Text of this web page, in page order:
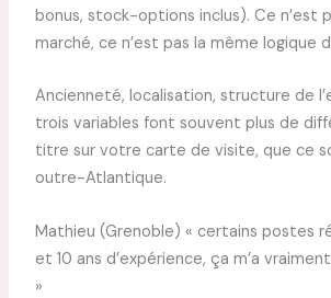
bonus, stock-options inclus). Ce n’est
marché, ce n’est pas la même logique
Ancienneté, localisation, structure de
trois variables font souvent plus de
titre sur votre carte de visite, que ce
outre-Atlantique.
Mathieu (Grenoble) « certains postes
et 10 ans d’expérience, ça m’a
»